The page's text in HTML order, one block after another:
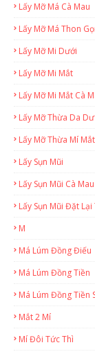
Lấy Mỡ Má Cà Mau
Lấy Mỡ Má Thon
Lấy Mỡ Mi Dưới
Lấy Mỡ Mi Mắt
Lấy Mỡ Mi Mắt Cà
Lấy Mỡ Thừa Da
Lấy Mỡ Thừa Mí Mắt
Lấy Sụn Mũi
Lấy Sụn Mũi Cà Mau
Lấy Sụn Mũi Đặt Lại
M
Má Lúm Đồng Điếu
Má Lúm Đồng Tiền
Má Lúm Đồng Tiền
Mắt 2 Mí
Mí Đôi Tức Thì